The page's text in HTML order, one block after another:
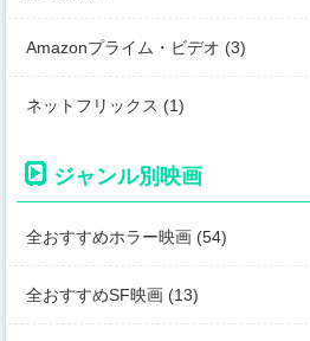
Amazonプライム・ビデオ (3)
ネットフリックス (1)
ジャンル別映画
全おすすめホラー映画 (54)
全おすすめSF映画 (13)